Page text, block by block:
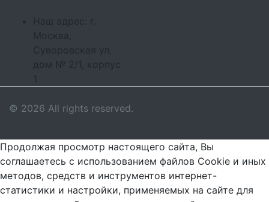
Наш адрес: г.
Москва,
Суворовская ул,
дом № 2/1, корпус
© 2026 All rights reserved.
Продолжая просмотр настоящего сайта, Вы
соглашаетесь с использованием файлов Cookie и иных
методов, средств и инструментов интернет-
статистики и настройки, применяемых на сайте для